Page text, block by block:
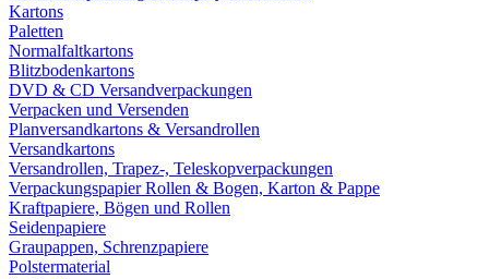
Kartons
Paletten
Normalfaltkartons
Blitzbodenkartons
DVD & CD Versandverpackungen
Verpacken und Versenden
Planversandkartons & Versandrollen
Versandkartons
Versandrollen, Trapez-, Teleskopverpackungen
Verpackungspapier Rollen & Bogen, Karton & Pappe
Kraftpapiere, Bögen und Rollen
Seidenpapiere
Graupappen, Schrenzpapiere
Polstermaterial